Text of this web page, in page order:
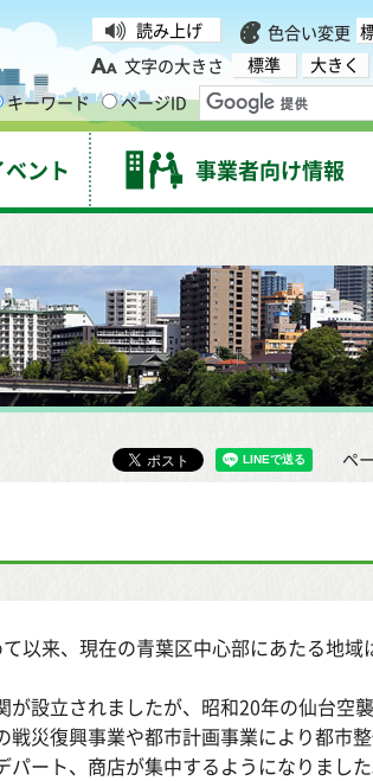
読み上げ 色合い変更
文字の大きさ
標準 大きく
キーワード
ページID
ント 事業者向け情報
ペ
以来、現在の青葉区中心部にあたる地
設立されましたが、昭和20年の仙台空
災復興事業や都市計画事業により都市
ート、商店が集中するようになりました